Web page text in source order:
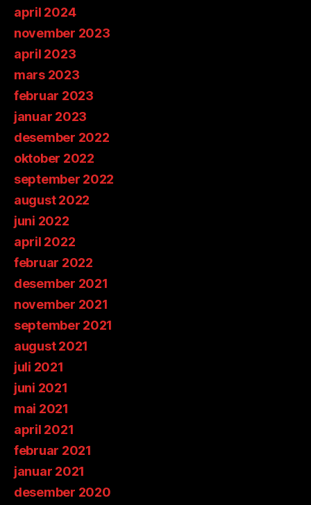
april 2024
november 2023
april 2023
mars 2023
februar 2023
januar 2023
desember 2022
oktober 2022
september 2022
august 2022
juni 2022
april 2022
februar 2022
desember 2021
november 2021
september 2021
august 2021
juli 2021
juni 2021
mai 2021
april 2021
februar 2021
januar 2021
desember 2020